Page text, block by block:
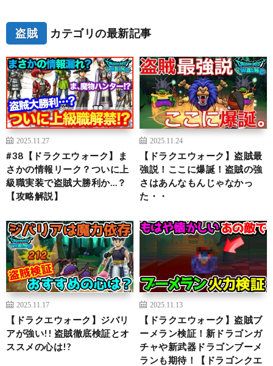
盗賊 カテゴリの最新記事
2025.11.27
#38【ドラクエウォーク】ま
さかの情報リーク？ついに上
級職実装で盗賊大勝利か…？
【攻略解説】
2025.11.24
【ドラクエウォーク】盗賊最
強説！ここに爆誕！盗賊の強
さはあんなもんじゃなかっ
た・・
2025.11.17
【ドラクエウォーク】ジバリ
アが強い!! 盗賊徹底検証とオ
ススメの心は!?
2025.11.13
【ドラクエウォーク】盗賊ブ
ーメラン検証！新ドラゴンガ
チャや新武器ドラゴンブーメ
ランも期待！【ドラゴンクエ